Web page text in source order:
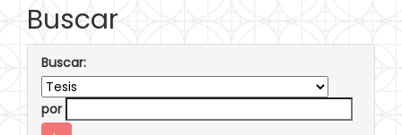
Buscar
Buscar:
por